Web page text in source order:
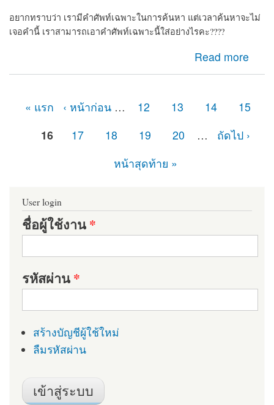
อยากทราบว่า เรามีคำศัพท์เฉพาะในการค้นหา แต่เวลาค้นหาจะไม่
เจอคำนี้ เราสามารถเอาคำศัพท์เฉพาะนี้ใส่อย่างไรคะ????
Read more
about ค้นหาคำที่ไม่อยากรู้วิธีเอาคำไปใส่ใน Drupal8
« แรก ‹ หน้าก่อน … 12 13 14
15
16
17 18 19 20 …
ถัดไป ›
หน้าสุดท้าย »
User login
ชื่อผู้ใช้งาน*
รหัสผ่าน*
สร้างบัญชีผู้ใช้ใหม่
ลืมรหัสผ่าน